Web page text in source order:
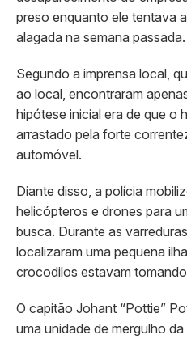
preso enquanto ele tentava
alagada na semana passada.
Segundo a imprensa local,
ao local, encontraram
hipótese inicial era de que o
arrastado pela forte
automóvel.
Diante disso, a polícia
helicópteros e drones para
busca. Durante as
localizaram uma pequena
crocodilos estavam
O capitão Johant “Pottie”
uma unidade de mergulho